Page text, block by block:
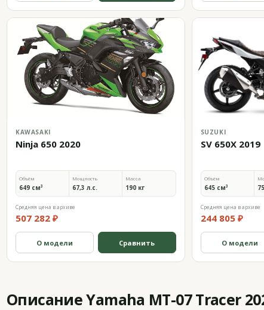
KAWASAKI
Ninja 650 2020
Объём
649 см³
Мощность
67,3 л.с.
Масса
190 кг
Средняя цена в архиве
507 282 ₽
О модели Сравнить
SUZUKI
SV 650X 2019
Объём
645 см³
Средняя цена в архиве
244 805 ₽
О модели
Описание Yamaha MT-07 Tracer